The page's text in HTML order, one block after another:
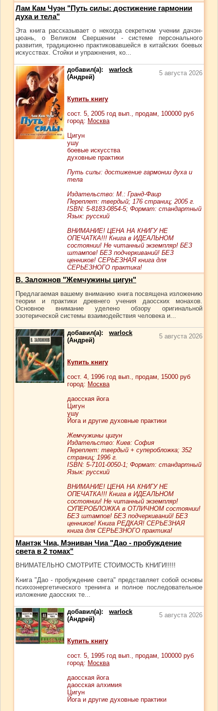
Лам Кам Чуэн "Путь силы: достижение гармонии
духа и тела"
Эта книга рассказывает о некогда секретном учении дачэн-
цюань, о Великом Свершении - системе персонального
развития, традиционно практиковавшейся в китайских боевых
искусствах. Стойки и упражнения, ко...
добавил(а): warlock
(Андрей)
5 августа 2026
Купить книгу
сост. 5, 2005 год вып., продам, 100000 руб
город: Москва
Цигун
ушу
боевые искусства
духовные практики
Путь силы: достижение гармонии духа и
тела
Издательство: М.: Гранд-Фаир
Переплет: твердый; 176 страниц; 2005 г.
ISBN: 5-8183-0854-5; Формат: стандартный
Язык: русский
ВНИМАНИЕ! ЦЕНА НА КНИГУ НЕ
ОПЕЧАТКА!!! Книга в ИДЕАЛЬНОМ
состоянии! Не читанный экземпляр! БЕЗ
штампов! БЕЗ подчеркиваний! БЕЗ
ценников! СЕРЬЕЗНАЯ книга для
СЕРЬЕЗНОГО практика!
В. Заложнов "Жемчужины цигун"
Предлагаемая вашему вниманию книга посвящена изложению
теории и практики древнего учения даосских монахов.
Основное внимание уделено обзору оригинальной
эзотерической системы взаимодействия человека и...
добавил(а): warlock
(Андрей)
5 августа 2026
Купить книгу
сост. 4, 1996 год вып., продам, 15000 руб
город: Москва
даосская йога
Цигун
ушу
Йога и другие духовные практики
Жемчужины цигун
Издательство: Киев: София
Переплет: твердый + суперобложка; 352
страниц; 1996 г.
ISBN: 5-7101-0050-1; Формат: стандартный
Язык: русский
ВНИМАНИЕ! ЦЕНА НА КНИГУ НЕ
ОПЕЧАТКА!!! Книга в ИДЕАЛЬНОМ
состоянии! Не читанный экземпляр!
СУПЕРОБЛОЖКА в ОТЛИЧНОМ состоянии!
БЕЗ штампов! БЕЗ подчеркиваний! БЕЗ
ценников! Книга РЕДКАЯ! СЕРЬЕЗНАЯ
книга для СЕРЬЕЗНОГО практика!
Мантэк Чиа, Мэниван Чиа "Дао - пробуждение
света в 2 томах"
ВНИМАТЕЛЬНО СМОТРИТЕ СТОИМОСТЬ КНИГИ!!!!!
Книга "Дао - пробуждение света" представляет собой основы
психоэнергетического тренинга и полное последовательное
изложение даосских те...
добавил(а): warlock
(Андрей)
5 августа 2026
Купить книгу
сост. 5, 1995 год вып., продам, 100000 руб
город: Москва
даосская йога
даосская алхимия
Цигун
Йога и другие духовные практики